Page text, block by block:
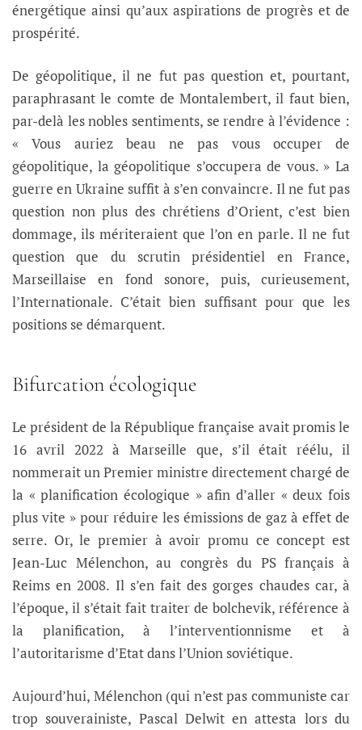
énergétique ainsi qu’aux aspirations de progrès et de
prospérité.
De géopolitique, il ne fut pas question et, pourtant,
paraphrasant le comte de Montalembert, il faut bien,
par-delà les nobles sentiments, se rendre à l’évidence :
« Vous auriez beau ne pas vous occuper de
géopolitique, la géopolitique s’occupera de vous. » La
guerre en Ukraine suffit à s’en convaincre. Il ne fut pas
question non plus des chrétiens d’Orient, c’est bien
dommage, ils mériteraient que l’on en parle. Il ne fut
question que du scrutin présidentiel en France,
Marseillaise en fond sonore, puis, curieusement,
l’Internationale. C’était bien suffisant pour que les
positions se démarquent.
Bifurcation écologique
Le président de la République française avait promis le
16 avril 2022 à Marseille que, s’il était réélu, il
nommerait un Premier ministre directement chargé de
la « planification écologique » afin d’aller « deux fois
plus vite » pour réduire les émissions de gaz à effet de
serre. Or, le premier à avoir promu ce concept est
Jean-Luc Mélenchon, au congrès du PS français à
Reims en 2008. Il s’en fait des gorges chaudes car, à
l’époque, il s’était fait traiter de bolchevik, référence à
la planification, à l’interventionnisme et à
l’autoritarisme d’Etat dans l’Union soviétique.
Aujourd’hui, Mélenchon (qui n’est pas communiste car
trop souverainiste, Pascal Delwit en attesta lors du